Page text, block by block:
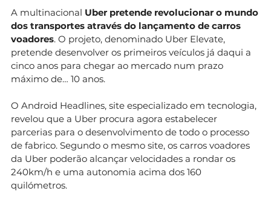
A multinacional Uber pretende revolucionar o mundo
dos transportes através do lançamento de carros
voadores. O projeto, denominado Uber Elevate,
pretende desenvolver os primeiros veículos já daqui a
cinco anos para chegar ao mercado num prazo
máximo de… 10 anos.
O Android Headlines, site especializado em tecnologia,
revelou que a Uber procura agora estabelecer
parcerias para o desenvolvimento de todo o processo
de fabrico. Segundo o mesmo site, os carros voadores
da Uber poderão alcançar velocidades a rondar os
240km/h e uma autonomia acima dos 160
quilómetros.